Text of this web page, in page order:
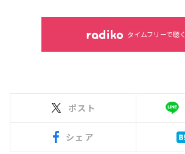
タイムフリーで聴く
ポスト
シェア